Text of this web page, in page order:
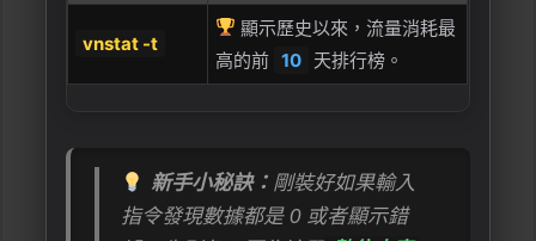
vnstat -t
顯示歷史以來，流量消耗最
高的前 10 天排行榜。
新手小秘訣： 剛裝好如果輸入
指令發現數據都是 0 或者顯示錯